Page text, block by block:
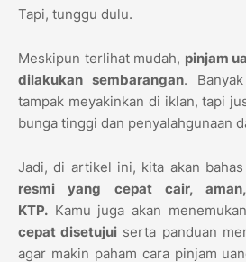
Tapi, tunggu dulu.
Meskipun terlihat mudah, pinjam
dilakukan sembarangan.
tampak meyakinkan di iklan, tapi
bunga tinggi dan penyalahgunaan
Jadi, di artikel ini, kita akan
resmi yang cepat cair,
KTP. Kamu juga akan menemukan
cepat disetujui serta panduan
agar makin paham cara pinjam